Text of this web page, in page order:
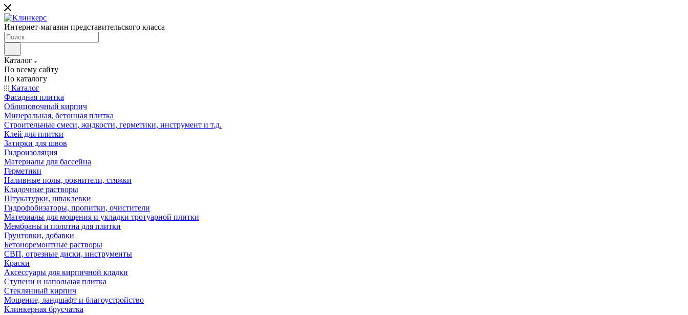
Интернет-магазин представительского класса
Каталог
По всему сайту
По каталогу
Каталог
Фасадная плитка
Облицовочный кирпич
Минеральная, бетонная плитка
Строительные смеси, жидкости, герметики, инструмент и т.д.
Клей для плитки
Затирки для швов
Гидроизоляция
Материалы для бассейна
Герметики
Наливные полы, ровнители, стяжки
Кладочные растворы
Штукатурки, шпаклевки
Гидрофобизаторы, пропитки, очистители
Материалы для мощения и укладки тротуарной плитки
Мембраны и полотна для плитки
Грунтовки, добавки
Бетоноремонтные растворы
СВП, отрезные диски, инструменты
Краски
Аксессуары для кирпичной кладки
Ступени и напольная плитка
Cтеклянный кирпич
Мощение, ландшафт и благоустройство
Клинкерная брусчатка